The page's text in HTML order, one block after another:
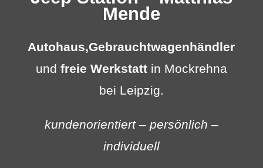
Mende
Autohaus,Gebrauchtwagenhändler
und freie Werkstattin Mockrehna
bei Leipzig.
kundenorientiert – persönlich –
individuell